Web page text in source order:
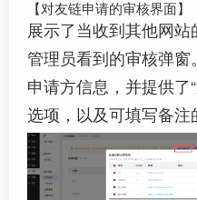
【对友链申请的审核界面】
展示了当收到其他网站
管理员看到的审核弹窗
申请方信息，并提供了
选项，以及可填写备注